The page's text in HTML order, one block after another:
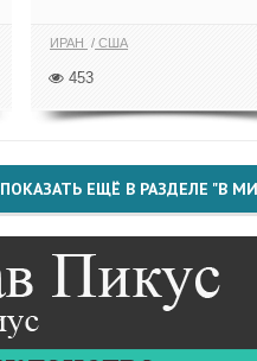
ИРАН США
453
ПОКАЗАТЬ ЕЩЁ В РАЗДЕЛЕ "В